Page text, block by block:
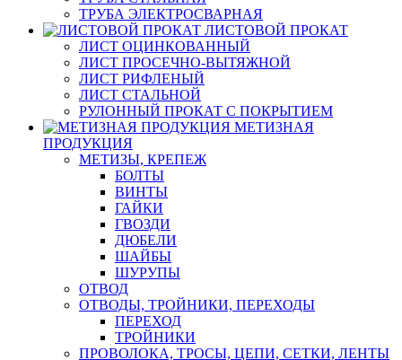
ТРУБА ЭЛЕКТРОСВАРНАЯ
ЛИСТОВОЙ ПРОКАТ
ЛИСТ ОЦИНКОВАННЫЙ
ЛИСТ ПРОСЕЧНО-ВЫТЯЖНОЙ
ЛИСТ РИФЛЕНЫЙ
ЛИСТ СТАЛЬНОЙ
РУЛОННЫЙ ПРОКАТ С ПОКРЫТИЕМ
МЕТИЗНАЯ
ПРОДУКЦИЯ
МЕТИЗЫ, КРЕПЕЖ
БОЛТЫ
ВИНТЫ
ГАЙКИ
ГВОЗДИ
ДЮБЕЛИ
ШАЙБЫ
ШУРУПЫ
ОТВОД
ОТВОДЫ, ТРОЙНИКИ, ПЕРЕХОДЫ
ПЕРЕХОД
ТРОЙНИКИ
ПРОВОЛОКА, ТРОСЫ, ЦЕПИ, СЕТКИ, ЛЕНТЫ